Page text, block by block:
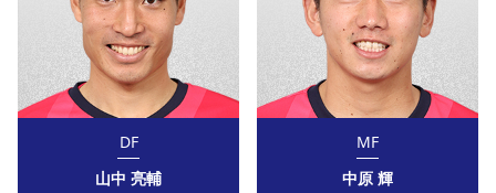
DF
山中 亮輔
MF
中原 輝